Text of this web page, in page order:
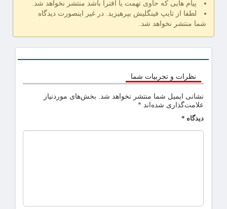
پیام هایی که حاوی تهمت یا افترا باشد منتشر نخواهد شد.
لطفا از تایپ فینگلیش بپرهیزید. در غیر اینصورت دیدگاه
شما منتشر نخواهد شد.
نظرات و تجربیات شما
نشانی ایمیل شما منتشر نخواهد شد. بخش‌های موردنیاز
علامت‌گذاری شده‌اند *
دیدگاه *